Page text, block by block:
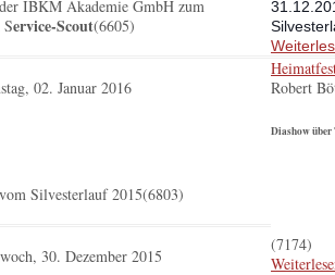
IBKM Akademie GmbH zum
ervice-Scout(6605)
02. Januar 2016
Silvesterlauf 2015(6803)
30. Dezember 2015
Robert
Diashow
(7174)